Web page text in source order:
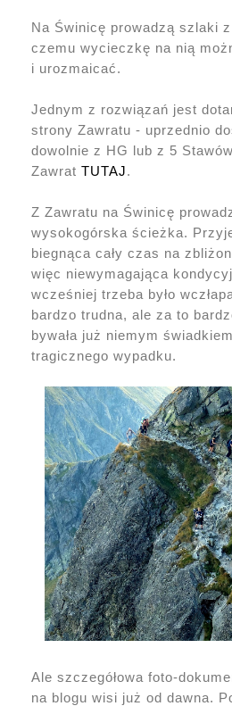
Na Świnicę prowadzą szlaki
czemu wycieczkę na nią
i urozmaicać.
Jednym z rozwiązań jest
strony Zawratu - uprzednio
dowolnie z HG lub z 5
Zawrat TUTAJ.
Z Zawratu na Świnicę
wysokogórska ścieżka.
biegnąca cały czas na
więc niewymagająca
wcześniej trzeba było
bardzo trudna, ale za to
bywała już niemym
tragicznego wypadku.
Ale szczegółowa foto-
na blogu wisi już od dawna.